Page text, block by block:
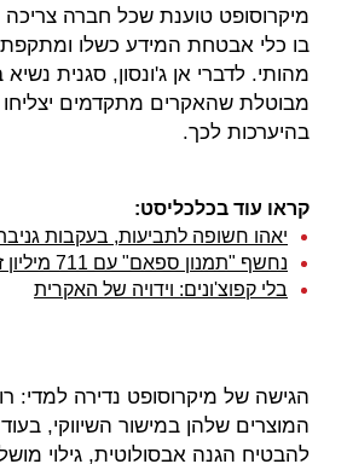
מיקרוסופט טוענת שכל חברה צריכה
בו כלי אבטחת המידע כשלו
מהותי. לדברי אן ג'ונסון, סגנית
מבוטלת שהאקרים מתקדמים
בהיערכות לכך.
קראו עוד בכלכליסט:
יאהו חשופה לתביעות, בעקבות
נחשף "תמנון ספאם" עם 711 מיליון זרועות
בלי קפוצ'ונים: וידויה של האקרית
הגישה של מיקרוסופט נדירה למדי:
המוצרים שלהן במישור השיווקי,
להבטיח הגנה אבסולוטית, גילוי